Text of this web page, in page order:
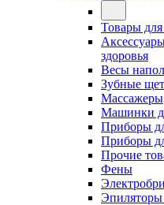
Товары для
здоровья
Весы
Зубные
Массажеры
Машинки
Приборы
Приборы
Прочие
Фены
Эпиляторы